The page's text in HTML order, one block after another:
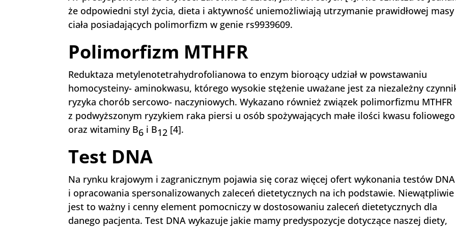
że odpowiedni styl życia, dieta i aktywność uniemożliwiają utrzymanie prawidłowej masy
ciała posiadających polimorfizm w genie rs9939609.
Polimorfizm MTHFR
Reduktaza metylenotetrahydrofolianowa to enzym bioroący udział w powstawaniu
homocysteiny- aminokwasu, którego wysokie stężenie uważane jest za niezależny
ryzyka chorób sercowo- naczyniowych. Wykazano również związek polimorfizmu MTHFR
z podwyższonym ryzykiem raka piersi u osób spożywających małe ilości kwasu
oraz witaminy B6 i B12 [4].
Test DNA
Na rynku krajowym i zagranicznym pojawia się coraz więcej ofert wykonania testów DNA
i opracowania spersonalizowanych zaleceń dietetycznych na ich podstawie. Niewątpliwie
jest to ważny i cenny element pomocniczy w dostosowaniu zaleceń dietetycznych dla
danego pacjenta. Test DNA wykazuje jakie mamy predyspozycje dotyczące naszej diety,